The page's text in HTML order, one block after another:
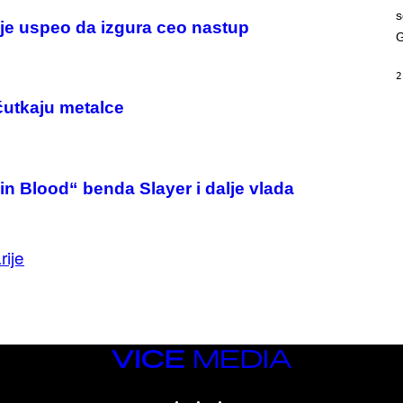
uspeo da izgura ceo nastup
metalce
Blood“ benda Slayer i dalje vlada
A
M
VICE
MEDIA